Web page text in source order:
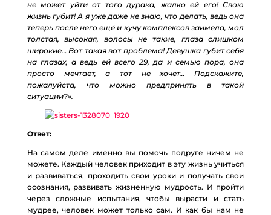
не может уйти от того дурака, жалко ей его! Свою
жизнь губит! А я уже даже не знаю, что делать, ведь она
теперь после него ещё и кучу комплексов заимела, мол
толстая, высокая, волосы не такие, глаза слишком
широкие… Вот такая вот проблема! Девушка губит себя
на глазах, а ведь ей всего 29, да и семью пора, она
просто мечтает, а тот не хочет… Подскажите,
пожалуйста, что можно предпринять в такой
ситуации?».
Ответ:
На самом деле именно вы помочь подруге ничем не
можете. Каждый человек приходит в эту жизнь учиться
и развиваться, проходить свои уроки и получать свои
осознания, развивать жизненную мудрость. И пройти
через сложные испытания, чтобы вырасти и стать
мудрее, человек может только сам. И как бы нам не